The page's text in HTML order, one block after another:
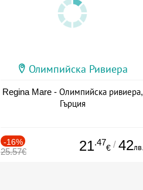
Олимпийска Ривиера
Regina Mare - Олимпийска ривиера,
Гърция
-16%
25.57€ 21.47
€ / 42лв.